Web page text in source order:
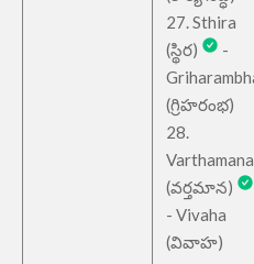
27. Sthira
(స్థిర)
-
(గ్రిహరంభ)
28.
Varthamana
(వర్తమాన)
- Vivaha
(వివాహ)